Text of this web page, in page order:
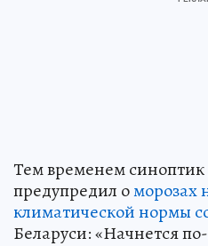
Тем временем
предупредил оморозах
климатической нормы
Беларуси: «Начнется